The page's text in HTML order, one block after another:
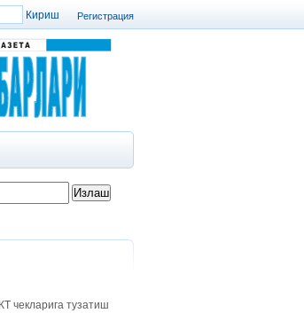
Регистрация
чекларига тузатиш